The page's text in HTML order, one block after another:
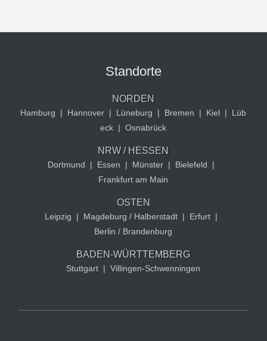
Standorte
NORDEN
Hamburg | Hannover | Lüneburg | Bremen | Kiel |
Lüb
eck | Osnabrück
NRW / HESSEN
Dortmund | Essen | Münster | Bielefeld
|
Frankfurt am Main
OSTEN
Leipzig | Magdeburg / Halberstadt | Erfurt |
Berlin / Brandenburg
BADEN-WÜRTTEMBERG
Stuttgart | Villingen-Schwenningen